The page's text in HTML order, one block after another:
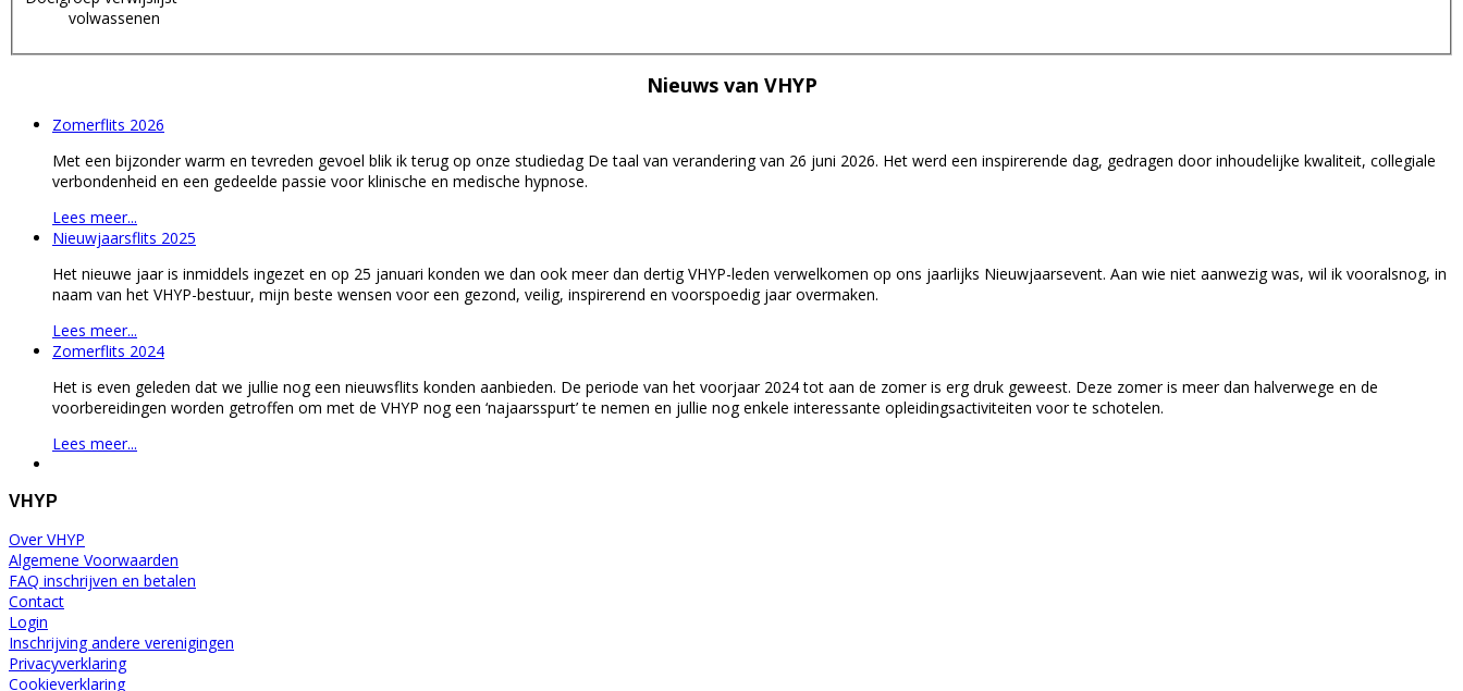
volwassenen
Nieuws van VHYP
Zomerflits 2026
Met een bijzonder warm en tevreden gevoel blik ik terug op onze studiedag De taal van verandering van 26 juni 2026. Het werd een inspirerende dag, gedragen door inhoudelijke kwaliteit, collegiale
verbondenheid en een gedeelde passie voor klinische en medische hypnose.
Lees meer...
Nieuwjaarsflits 2025
Het nieuwe jaar is inmiddels ingezet en op 25 januari konden we dan ook meer dan dertig VHYP-leden verwelkomen op ons jaarlijks Nieuwjaarsevent. Aan wie niet aanwezig was, wil ik vooralsnog, in
naam van het VHYP-bestuur, mijn beste wensen voor een gezond, veilig, inspirerend en voorspoedig jaar overmaken.
Lees meer...
Zomerflits 2024
Het is even geleden dat we jullie nog een nieuwsflits konden aanbieden. De periode van het voorjaar 2024 tot aan de zomer is erg druk geweest. Deze zomer is meer dan halverwege en de
voorbereidingen worden getroffen om met de VHYP nog een ‘najaarsspurt’ te nemen en jullie nog enkele interessante opleidingsactiviteiten voor te schotelen.
Lees meer...
VHYP
Over VHYP
Algemene Voorwaarden
FAQ inschrijven en betalen
Contact
Login
Inschrijving andere verenigingen
Privacyverklaring
Cookieverklaring